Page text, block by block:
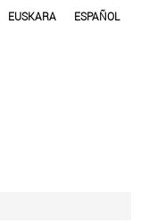
EUSKARA ESPAÑOL